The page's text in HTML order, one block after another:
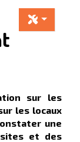
sur les
les locaux
une
et des